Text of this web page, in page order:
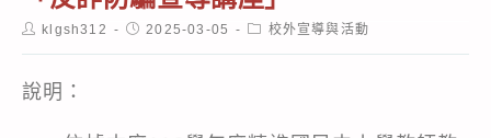
Postklgsh312
Post2025-03-05
Post校外宣導與活動
說明：